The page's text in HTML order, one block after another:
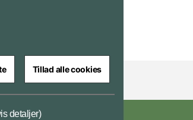
Tillad alle cookies
detaljer)